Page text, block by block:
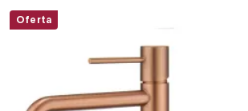
Oferta